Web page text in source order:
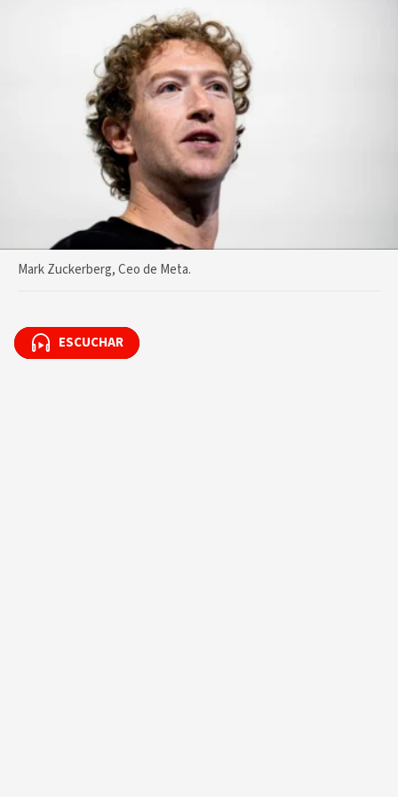
Mark Zuckerberg, Ceo de Meta.
ESCUCHAR
ESCUCHAR